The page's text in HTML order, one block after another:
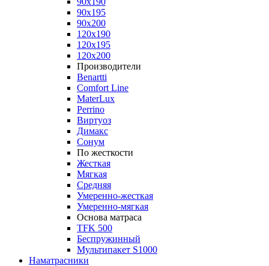
90x195
90x200
120x190
120x195
120x200
Производители
Benartti
Comfort Line
MaterLux
Perrino
Виртуоз
Димакс
Сонум
По жесткости
Жесткая
Мягкая
Средняя
Умеренно-жесткая
Умеренно-мягкая
Основа матраса
TFK 500
Беспружинный
Мультипакет S1000
Наматрасники